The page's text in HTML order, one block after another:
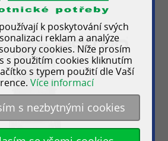
k poskytování svých
reklam a analýze
cookies. Níže prosím
s použitím cookies kliknutím
s typem použití dle Vaší
Více informací
s nezbytnými cookies